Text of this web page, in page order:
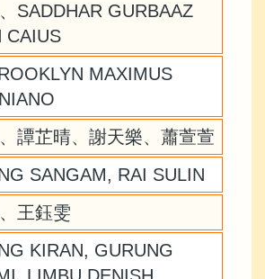
SADDHAR GURBAAZ
CAIUS
MAXIMUS
譚芷晴、謝天樂、蕭萱萱
SANGAM, RAI SULIN
王鈺雯
KIRAN, GURUNG